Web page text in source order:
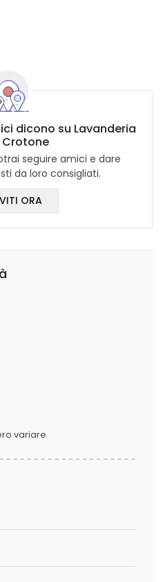
dicono su Lavanderia
Crotone
seguire amici e dare
da loro consigliati.
ORA
variare